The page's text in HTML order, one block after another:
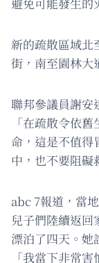
新的疏散區域北
街，南至園林大
聯邦參議員謝
「在疏散令依
命，這是不值得
中，也不要阻礙
abc 7報道，當
兒子們陸續返
漂泊了四天。她
「我當下非常